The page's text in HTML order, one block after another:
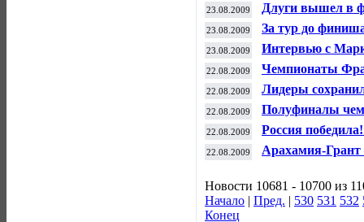
23.08.2009 Длуги вышел в
23.08.2009 За тур до
23.08.2009 Интервью с
22.08.2009 Чемпионаты
22.08.2009 Лидеры
22.08.2009 Полуфиналы
22.08.2009 Россия
22.08.2009 Арахамия-Грант
Новости 10681 - 10700 из
Начало | Пред. | 530 531 532
Конец